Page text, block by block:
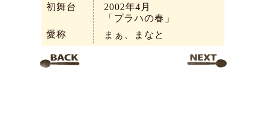
初舞台
2002年4月
「プラハの春」
愛称
まぁ、まなと